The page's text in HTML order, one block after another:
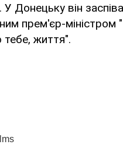
Донецьку він
прем'єр-
життя".